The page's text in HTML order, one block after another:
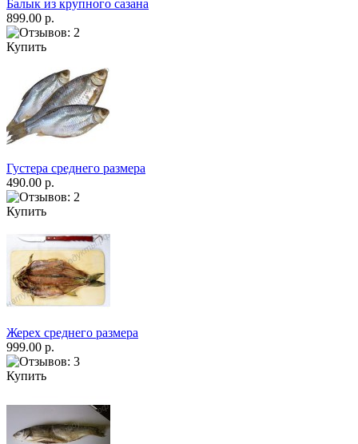
Балык из крупного сазана
899.00 р.
Купить
Густера среднего размера
490.00 р.
Купить
Жерех среднего размера
999.00 р.
Купить